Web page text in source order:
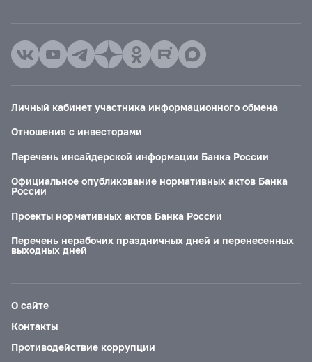
Личный кабинет участника информационного обмена
Отношения с инвесторами
Перечень инсайдерской информации Банка России
Официальное опубликование нормативных актов Банка
России
Проекты нормативных актов Банка России
Перечень нерабочих праздничных дней и перенесенных
выходных дней
О сайте
Контакты
Противодействие коррупции